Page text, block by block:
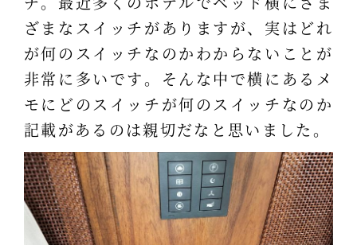
ざまなスイッチがありますが、実はどれ
が何のスイッチなのかわからないことが
非常に多いです。そんな中で横にあるメ
モにどのスイッチが何のスイッチなのか
記載があるのは親切だなと思いました。